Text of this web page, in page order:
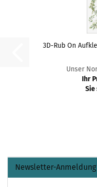
3D-Rub On
Unser
Ihr
Sie
Newsletter-Anmeldung